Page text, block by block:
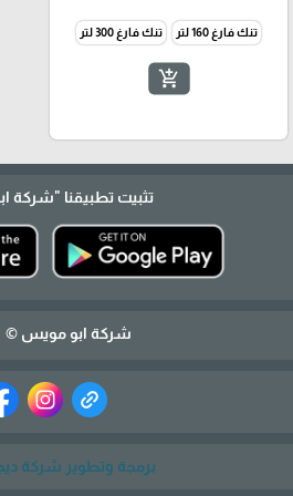
تنك فارغ 160 لتر تنك فارغ 300 لتر
add_shopping_cart
تثبيت تطبيقنا "شركة
شركة ابو مويس ©
برمجة وتطوير شركة